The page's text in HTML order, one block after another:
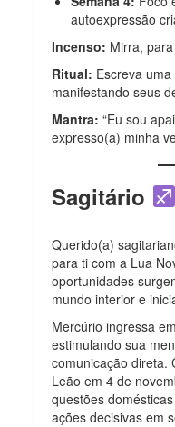
autoexpressão
Incenso: Mirra,
Ritual: Escreva
manifestando seus
Mantra: “Eu sou
expresso(a) minha
Sagitário
Querido(a)
para ti com a Lua
oportunidades
mundo interior e
Mercúrio ingressa
estimulando sua
comunicação direta.
Leão em 4 de
questões
ações decisivas em